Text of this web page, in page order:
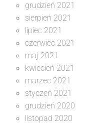
grudzień 2021
sierpień 2021
lipiec 2021
czerwiec 2021
maj 2021
kwiecień 2021
marzec 2021
styczeń 2021
grudzień 2020
listopad 2020